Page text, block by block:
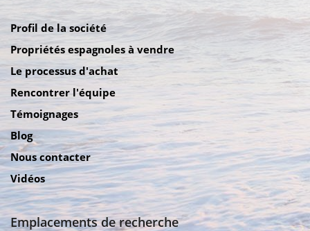
Profil de la société
Propriétés espagnoles à vendre
Le processus d'achat
Rencontrer l'équipe
Témoignages
Blog
Nous contacter
Vidéos
Emplacements de recherche